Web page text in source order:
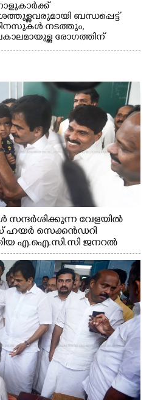
ബന്ധപ്പെട്ട്
നടത്തും,
രോഗത്തിന്
സന്ദർശിക്കുന്ന വേളയിൽ
ഹയർ സെക്കൻഡറി
എ.ഐ.സി.സി ജനറൽ
എം.പി കുരുന്നിനെ
സഹകരണ-എക്സൈസ്
മന്ത്രി ടി. സിദ്ദിഖ്,
എ എന്നിവർ സമീപം